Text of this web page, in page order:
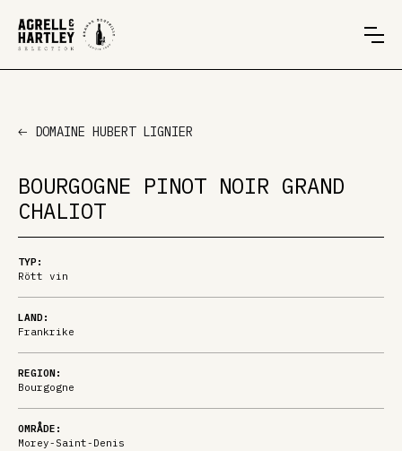
DOMAINE HUBERT LIGNIER
BOURGOGNE PINOT NOIR GRAND
CHALIOT
TYP:
Rött vin
LAND:
Frankrike
REGION:
Bourgogne
OMRÅDE:
Morey-Saint-Denis